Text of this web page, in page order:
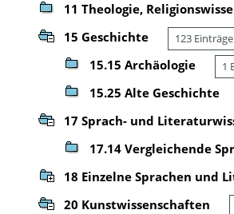
11 Theologie,
15 Geschichte 123 Einträge
15.15 Archäologie 1
15.25 Alte Geschichte
17 Sprach- und
17.14 Vergleichende
18 Einzelne Sprachen und
20 Kunstwissenschaften